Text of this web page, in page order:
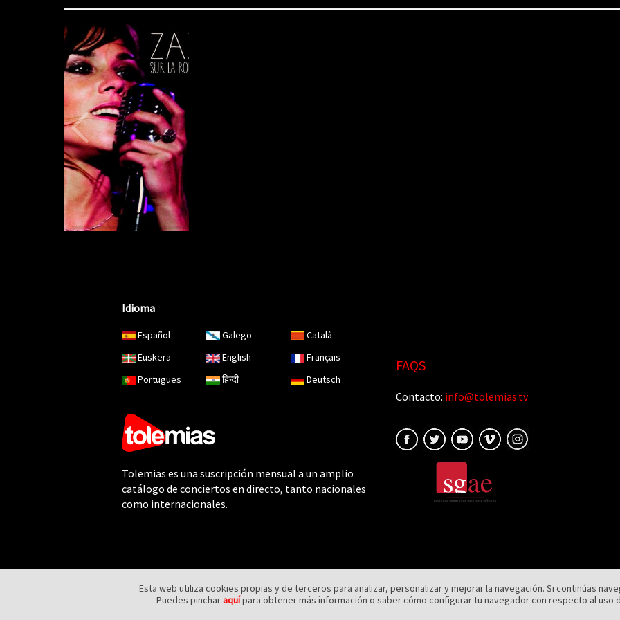
Complete
(danger)
Idioma
Español Galego
Català
Euskera
English
Français
Portugues
हिन्दी Deutsch
Tolemias es una suscripción mensual a un amplio
catálogo de conciertos en directo, tanto nacionales
como internacionales.
FAQS
Contacto: info@tolemias.tv
Copyright - 2018 Tolemias on Demand SL. Todos los derechos reservados. Aviso legal | Política de cookies | Política de privacidad
Esta web utiliza cookies propias y de terceros para analizar, personalizar y mejorar la navegación. Si continúas
Puedes pincharaquípara obtener más información o saber cómo configurar tu navegador con respecto al uso